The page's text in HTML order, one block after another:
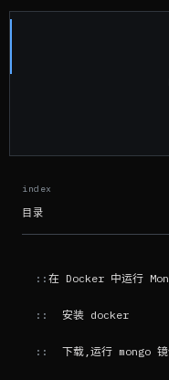
目录
在 Docker 中运行
安装 docker
下载,运行 mongo